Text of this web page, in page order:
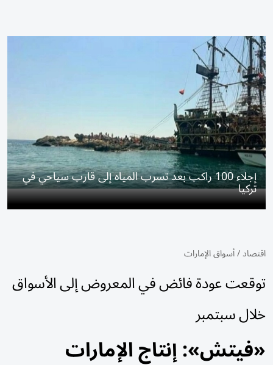
إجلاء 100 راكب بعد تسرب المياه إلى قارب سياحي في
تركيا
اقتصاد/أسواق الإمارات
توقعت عودة فائض في المعروض إلى الأسواق
خلال سبتمبر
«فيتش»: إنتاج الإمارات